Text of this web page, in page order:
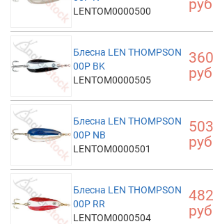
LENTOM0000500
Блесна LEN THOMPSON
00P BK
LENTOM0000505
360
Блесна LEN THOMPSON
00P NB
LENTOM0000501
503
Блесна LEN THOMPSON
00P RR
LENTOM0000504
482